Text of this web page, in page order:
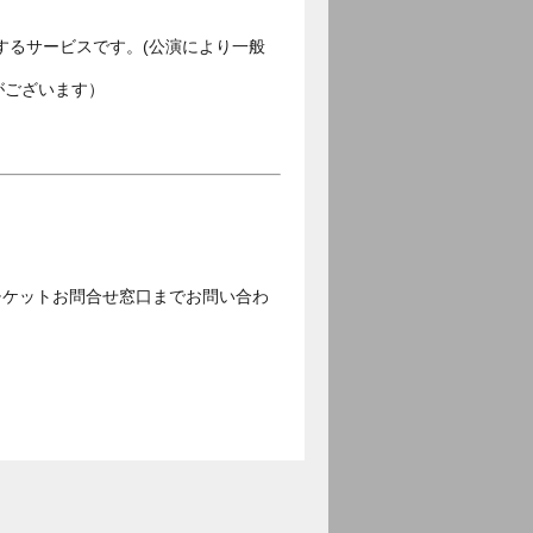
るサービスです。(公演により一般
ざいます）
ットお問合せ窓口までお問い合わ